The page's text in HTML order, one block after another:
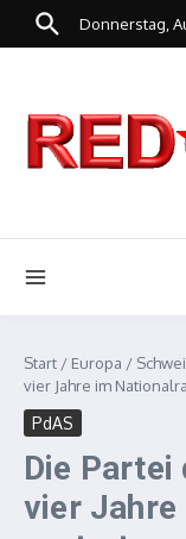
Zum Inhalt springen
Donnerstag,
Start / Europa /
vier Jahre im
PdAS
Die
vier